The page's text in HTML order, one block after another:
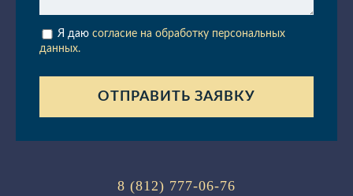
Я даю согласие на обработку персональных
данных.
8 (812) 777-06-76